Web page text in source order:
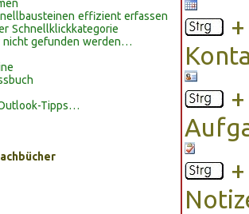
effizient erfassen
Schnellklickkategorie
nicht gefunden werden…
Tipps…